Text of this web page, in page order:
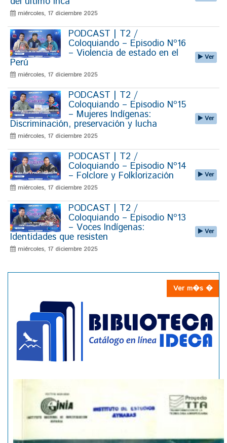
miércoles, 17 diciembre 2025
PODCAST | T2 /
Coloquiando – Episodio Nº16
– Violencia de estado en el
Perú
miércoles, 17 diciembre 2025
Ver
PODCAST | T2 /
Coloquiando – Episodio Nº15
– Mujeres Indígenas:
Discriminación, preservación y lucha
miércoles, 17 diciembre 2025
Ver
PODCAST | T2 /
Coloquiando – Episodio Nº14
– Folclore y Folklorización
miércoles, 17 diciembre 2025
Ver
PODCAST | T2 /
Coloquiando – Episodio Nº13
– Voces Indígenas:
Identidades que resisten
miércoles, 17 diciembre 2025
Ver
Ver m�s �